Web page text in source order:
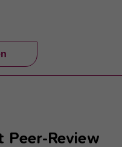
Peer-Review